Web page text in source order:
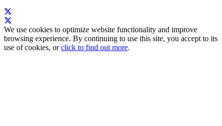
We use cookies to optimize website functionality and improve
browsing experience. By continuing to use this site, you accept to its
use of cookies, orclick to find out more.